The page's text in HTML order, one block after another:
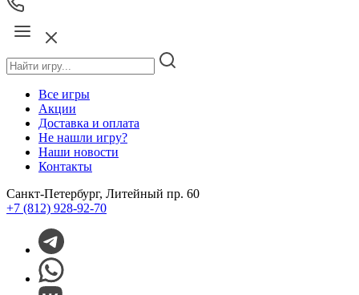
Все игры
Акции
Доставка и оплата
Не нашли игру?
Наши новости
Контакты
Санкт-Петербург, Литейный пр. 60
+7 (812) 928-92-70